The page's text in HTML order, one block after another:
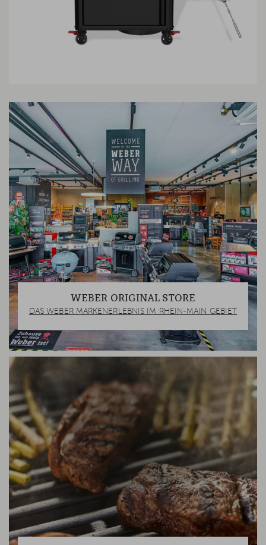
WEBER ORIGINAL STORE
DAS WEBER MARKENERLEBNIS IM RHEIN-MAIN GEBIET